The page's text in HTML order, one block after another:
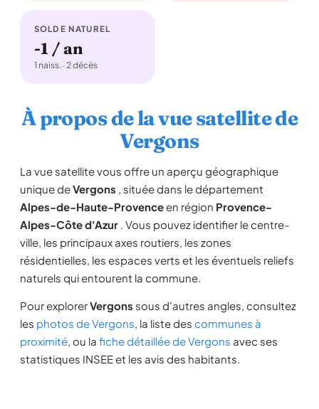
SOLDE NATUREL
-1 / an
1 naiss. · 2 décès
À propos de la vue satellite de
Vergons
La vue satellite vous offre un aperçu géographique
unique deVergons , située dans le département
Alpes-de-Haute-Provenceen région Provence-
Alpes-Côte d'Azur . Vous pouvez identifier le centre-
ville, les principaux axes routiers, les zones
résidentielles, les espaces verts et les éventuels reliefs
naturels qui entourent la commune.
Pour explorerVergons sous d'autres angles, consultez
les photos de Vergons, la liste des communes à
proximité, ou la fiche détaillée de Vergons avec ses
statistiques INSEE et les avis des habitants.